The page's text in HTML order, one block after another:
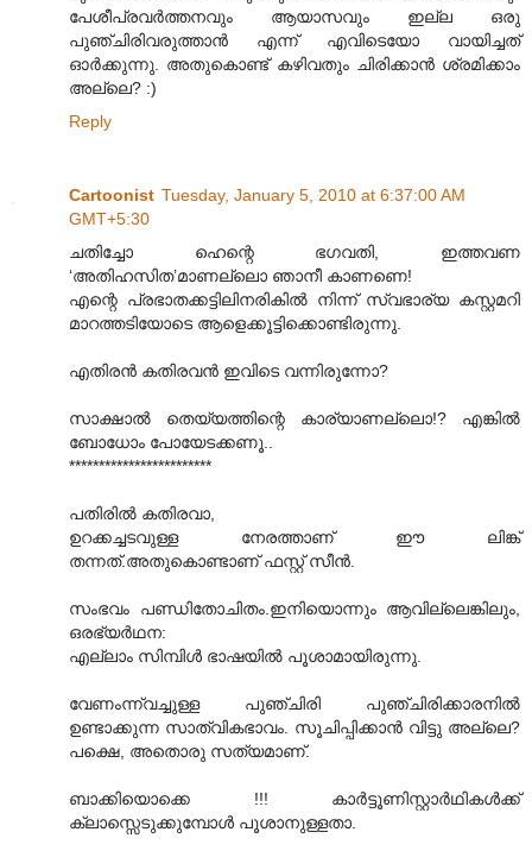
പേശീപ്രവര്‍ത്തനവും ആയാസവും ഇല്ല ഒരു
പുഞ്ചിരിവരുത്താന്‍ എന്ന് എവിടെയോ വായിച്ചത്
ഓര്‍ക്കുന്നു. അതുകൊണ്ട് കഴിവതും ചിരിക്കാന്‍ ശ്രമിക്കാം
അല്ലെ? :)
Reply
Cartoonist Tuesday, January 5, 2010 at 6:37:00 AM
GMT+5:30
ചതിച്ചോ ഹെന്റെ ഭഗവതി, ഇത്തവണ
‘അതിഹസിത’മാണല്ലൊ ഞാനീ കാണണെ!
എന്റെ പ്രഭാതക്കട്ടിലിനരികില്‍ നിന്ന് സ്വഭാര്യ കസ്റ്റമറി
മാറത്തടിയോടെ ആളെക്കൂട്ടിക്കൊണ്ടിരുന്നു.
എതിരന്‍ കതിരവന്‍ ഇവിടെ വന്നിരുന്നോ?
സാക്ഷാല്‍ തെയ്യത്തിന്റെ കാര്യാണല്ലൊ!? എങ്കില്‍
ബോധോം പോയേടക്കണൂ..
************************
പതിരില്‍ കതിരവാ,
ഉറക്കച്ചടവുള്ള നേരത്താണ് ഈ ലിങ്ക്
തന്നത്.അതുകൊണ്ടാണ് ഫസ്റ്റ് സീന്‍.
സംഭവം പണ്ഡിതോചിതം.ഇനിയൊന്നും ആവില്ലെങ്കിലും,
ഒരഭ്യര്‍ഥന:
എല്ലാം സിമ്പിള്‍ ഭാഷയില്‍ പൂശാമായിരുന്നു.
വേണംന്ന്വച്ചുള്ള പുഞ്ചിരി പുഞ്ചിരിക്കാരനില്‍
ഉണ്ടാക്കുന്ന സാത്വികഭാവം. സൂചിപ്പിക്കാന്‍ വിട്ടു അല്ലെ?
പക്ഷെ, അതൊരു സത്യമാണ്.
ബാക്കിയൊക്കെ !!! കാര്‍ട്ടൂണിസ്റ്റാര്‍ഥികള്‍ക്ക്
ക്ലാസ്സെടുക്കുമ്പോള്‍ പൂശാനുള്ളതാ.